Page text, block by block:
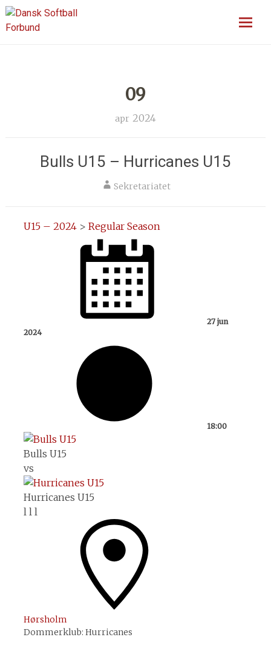
Skip
to
Dansk Softball Forbund
09
apr 2024
Bulls U15 – Hurricanes U15
Sekretariatet
U15 – 2024 > Regular Season
27 jun
2024
18:00
Bulls U15
vs
Hurricanes U15
l l l
Hørsholm
Dommerklub: Hurricanes